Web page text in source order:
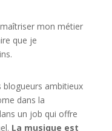
mon métier
que je
blogueurs ambitieux
dans la
un job qui offre
La musique est